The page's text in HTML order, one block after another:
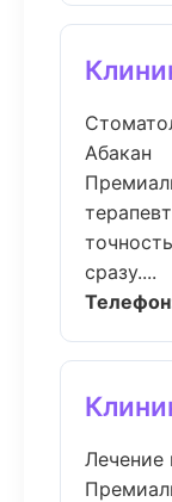
Абакан
сразу....
Лечение